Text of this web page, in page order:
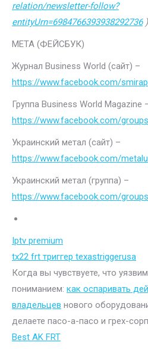
relation/newsletter-follow?
entityUrn=6984766393938292736)
МЕТА (ФЕЙСБУК)
Журнал Business World (сайт) –
https://www.facebook.com/
Группа Business World Magazine
https://www.facebook.com/
Украинский метал (сайт) –
https://www.facebook.com/
Украинский метал (группа) –
https://www.facebook.com/
Iptv premium
tx22 frt триггер texastriggerusa
Когда вы чувствуете, что
пониманием: как оспаривать
владельцев нового
делаете пасо-а-пасо и грех-
Best AK FRT